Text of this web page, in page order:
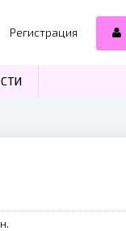
Регистрация